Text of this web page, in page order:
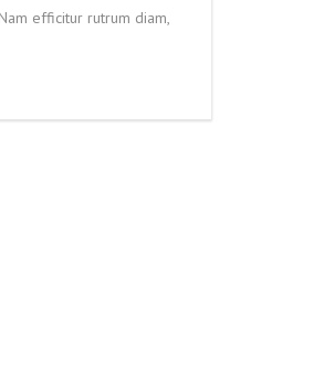
efficitur rutrum diam,